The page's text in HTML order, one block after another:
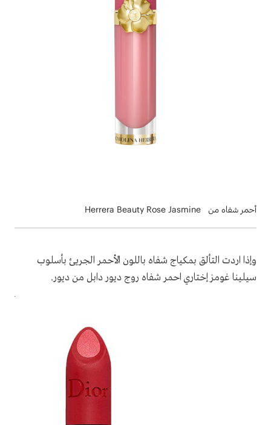
أحمر شفاه من Herrera Beauty Rose Jasmine
وإذا اردت التألق بمكياج شفاه باللون الأحمر الجريئ بأسلوب
سيلينا غومز إختاري احمر شفاه روج ديور دابل من ديور.